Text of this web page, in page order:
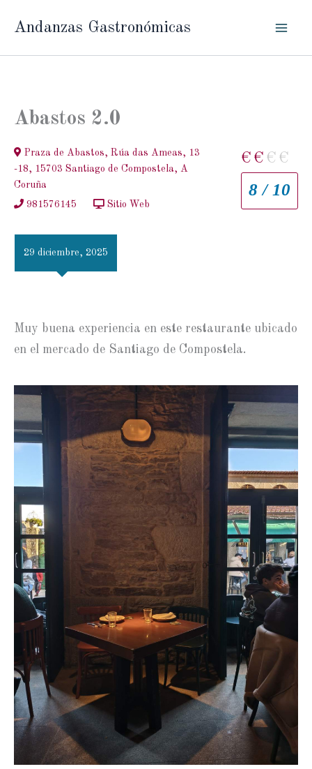
Andanzas Gastronómicas
Abastos 2.0
Praza de Abastos, Rúa das Ameas, 13
-18, 15703 Santiago de Compostela, A
Coruña
981576145
Sitio Web
€ € € €
8 / 10
29 diciembre, 2025
Muy buena experiencia en este restaurante ubicado
en el mercado de Santiago de Compostela.